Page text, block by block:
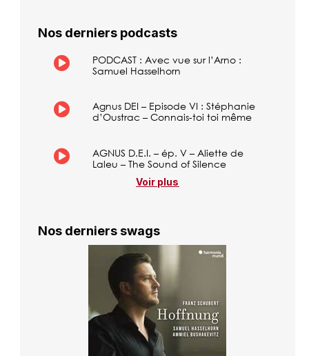
Nos derniers podcasts
PODCAST : Avec vue sur l’Arno :
Samuel Hasselhorn
Agnus DEI – Episode VI : Stéphanie
d’Oustrac – Connais-toi toi même
AGNUS D.E.I. – ép. V – Aliette de
Laleu – The Sound of Silence
Voir plus
Nos derniers swags